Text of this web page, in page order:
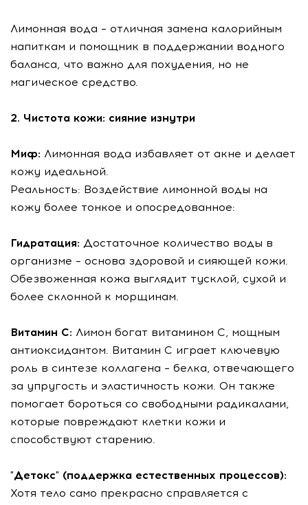
Лимонная вода – отличная замена калорийным
напиткам и помощник в поддержании водного
баланса, что важно для похудения, но не
магическое средство.
2. Чистота кожи: сияние изнутри
Миф: Лимонная вода избавляет от акне и делает
кожу идеальной.
Реальность: Воздействие лимонной воды на
кожу более тонкое и опосредованное:
Гидратация: Достаточное количество воды в
организме – основа здоровой и сияющей кожи.
Обезвоженная кожа выглядит тусклой, сухой и
более склонной к морщинам.
Витамин С: Лимон богат витамином С, мощным
антиоксидантом. Витамин С играет ключевую
роль в синтезе коллагена – белка, отвечающего
за упругость и эластичность кожи. Он также
помогает бороться со свободными радикалами,
которые повреждают клетки кожи и
способствуют старению.
"Детокс" (поддержка естественных процессов):
Хотя тело само прекрасно справляется с